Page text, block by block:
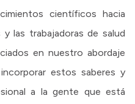
científicos hacia
las trabajadoras de salud
en nuestro abordaje
estos saberes y
a la gente que está